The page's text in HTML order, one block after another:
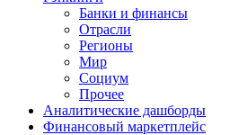
Банки и финансы
Отрасли
Регионы
Мир
Социум
Прочее
Аналитические дашборды
Финансовый маркетплейс